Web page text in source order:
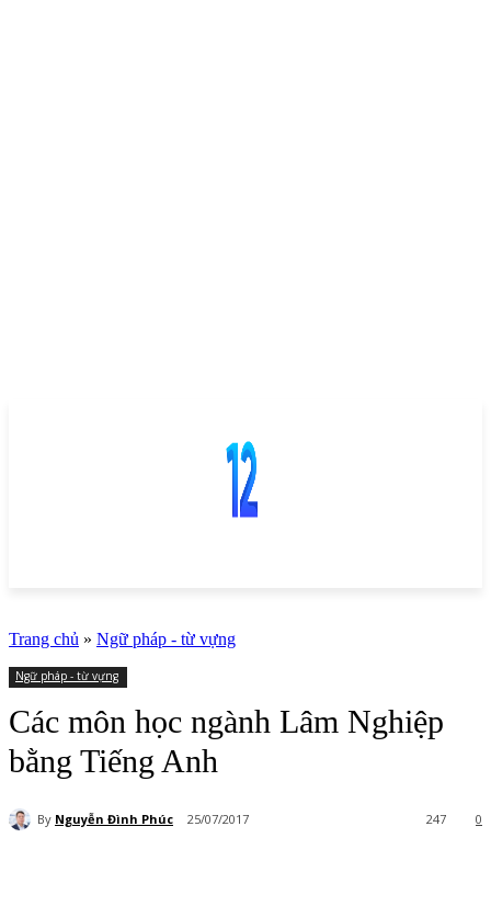
Trang chủ » Ngữ pháp - từ vựng
Ngữ pháp - từ vựng
Các môn học ngành Lâm Nghiệp
bằng Tiếng Anh
By Nguyễn Đình Phúc 25/07/2017 0
247